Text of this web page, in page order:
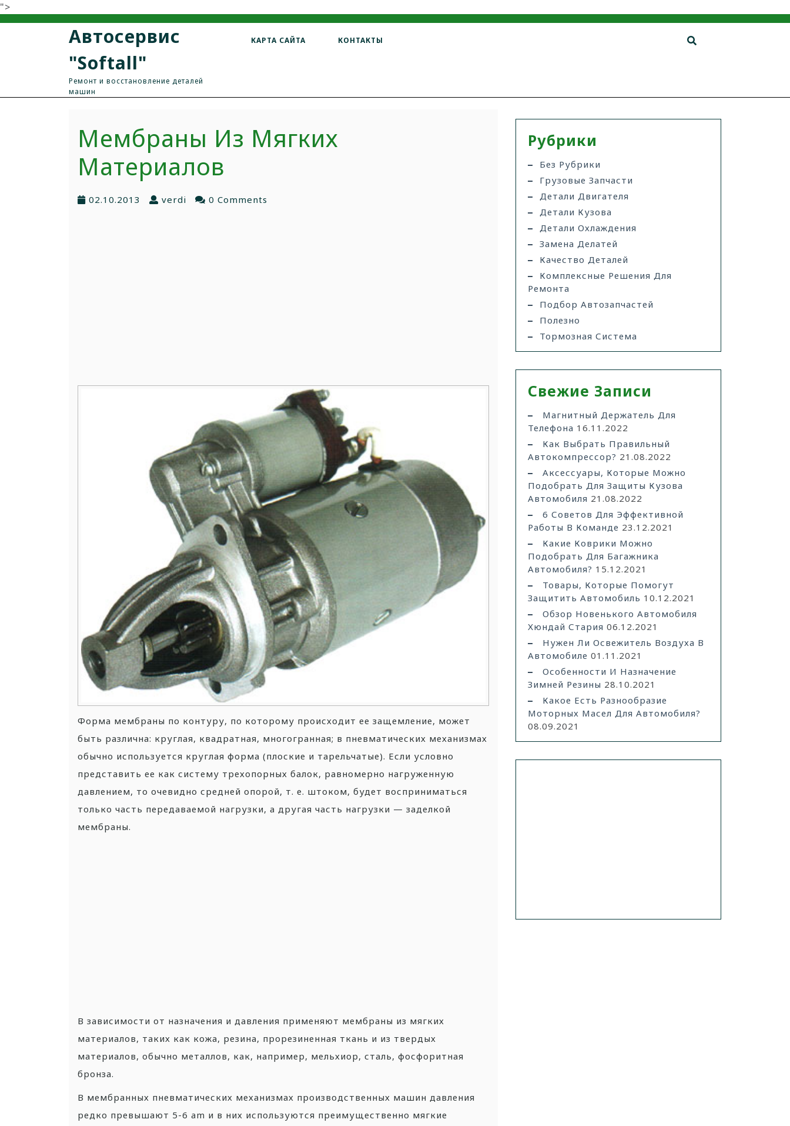
">
Автосервис
"Softall"
Ремонт и восстановление деталей
машин
КАРТА САЙТА КОНТАКТЫ
Мембраны Из Мягких
Материалов
02.10.2013 verdi 0 Comments
Форма мембраны по контуру, по которому происходит ее защемление, может
быть различна: круглая, квадратная, многогранная; в пневматических механизмах
обычно используется круглая форма (плоские и тарельчатые). Если условно
представить ее как систему трехопорных балок, равномерно нагруженную
давлением, то очевидно средней опорой, т. е. штоком, будет восприниматься
только часть передаваемой нагрузки, а другая часть нагрузки — заделкой
мембраны.
В зависимости от назначения и давления применяют мембраны из мягких
материалов, таких как кожа, резина, прорезиненная ткань и из твердых
материалов, обычно металлов, как, например, мельхиор, сталь, фосфоритная
бронза.
В мембранных пневматических механизмах производственных машин давления
редко превышают 5-6 am и в них используются преимущественно мягкие
Рубрики
Без Рубрики
Грузовые Запчасти
Детали Двигателя
Детали Кузова
Детали Охлаждения
Замена Делатей
Качество Деталей
Комплексные Решения Для
Ремонта
Подбор Автозапчастей
Полезно
Тормозная Система
Свежие Записи
Магнитный Держатель Для
Телефона 16.11.2022
Как Выбрать Правильный
Автокомпрессор? 21.08.2022
Аксессуары, Которые Можно
Подобрать Для Защиты Кузова
Автомобиля 21.08.2022
6 Советов Для Эффективной
Работы В Команде 23.12.2021
Какие Коврики Можно
Подобрать Для Багажника
Автомобиля? 15.12.2021
Товары, Которые Помогут
Защитить Автомобиль 10.12.2021
Обзор Новенького Автомобиля
Хюндай Стария 06.12.2021
Нужен Ли Освежитель Воздуха В
Автомобиле 01.11.2021
Особенности И Назначение
Зимней Резины 28.10.2021
Какое Есть Разнообразие
Моторных Масел Для Автомобиля?
08.09.2021